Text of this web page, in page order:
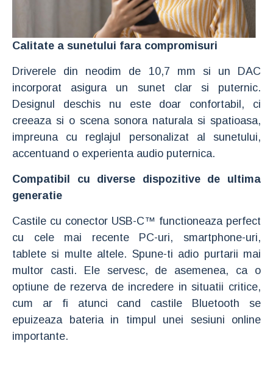
Calitate a sunetului fara compromisuri
Driverele din neodim de 10,7 mm si un DAC
incorporat asigura un sunet clar si puternic.
Designul deschis nu este doar confortabil, ci
creeaza si o scena sonora naturala si spatioasa,
impreuna cu reglajul personalizat al sunetului,
accentuand o experienta audio puternica.
Compatibil cu diverse dispozitive de ultima
generatie
Castile cu conector USB-C™ functioneaza perfect
cu cele mai recente PC-uri, smartphone-uri,
tablete si multe altele. Spune-ti adio purtarii mai
multor casti. Ele servesc, de asemenea, ca o
optiune de rezerva de incredere in situatii critice,
cum ar fi atunci cand castile Bluetooth se
epuizeaza bateria in timpul unei sesiuni online
importante.